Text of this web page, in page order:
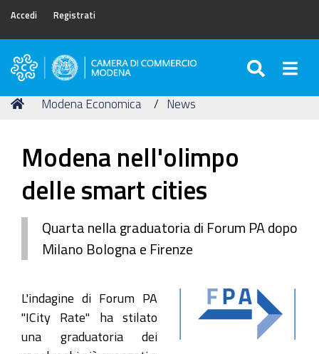
Accedi Registrati
Camera
Commercio
Tu
Home
Modena Economica News
Modena nell'olimpo
delle smart cities
Quarta nella graduatoria di Forum PA dopo
Milano Bologna e Firenze
L'indagine di Forum PA
"ICity Rate" ha stilato
una graduatoria dei